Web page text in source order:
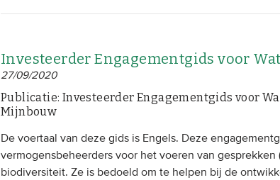
Investeerder Engagementgids voor
27/09/2020
Publicatie: Investeerder Engagementgids voor
Mijnbouw
De voertaal van deze gids is Engels. Deze
vermogensbeheerders voor het voeren van
biodiversiteit. Ze is bedoeld om te helpen bij de